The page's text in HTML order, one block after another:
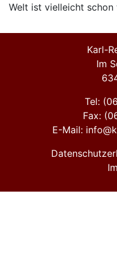
Welt ist vielleicht
Karl-
Im
Tel:
Fax:
E-Mail: